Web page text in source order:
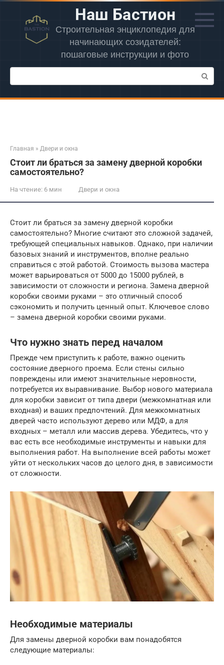
Перейти
контенту
Наш Бастион
Строительная энциклопедия для
начинающих созидателей:
пошаговые инструкции и фото
Поиск:
Главная » Двери и окна
Стоит ли браться за замену дверной коробки
самостоятельно?
На чтение: 6 мин Двери и окна
Стоит ли браться за замену дверной коробки
самостоятельно? Многие считают это сложной задачей,
требующей специальных навыков. Однако, при наличии
базовых знаний и инструментов, вполне реально
справиться с этой работой. Стоимость вызова мастера
может варьироваться от 5000 до 15000 рублей, в
зависимости от сложности и региона. Замена дверной
коробки своими руками – это отличный способ
сэкономить и получить ценный опыт. Ключевое слово
– замена дверной коробки своими руками.
Что нужно знать перед началом
Прежде чем приступить к работе, важно оценить
состояние дверного проема. Если стены сильно
повреждены или имеют значительные неровности,
потребуется их выравнивание. Выбор нового материала
для коробки зависит от типа двери (межкомнатная или
входная) и ваших предпочтений. Для межкомнатных
дверей часто используют дерево или МДФ, а для
входных – металл или массив дерева. Убедитесь, что у
вас есть все необходимые инструменты и навыки для
выполнения работ. На выполнение всей работы может
уйти от нескольких часов до целого дня, в зависимости
от сложности.
Необходимые материалы
Для замены дверной коробки вам понадобятся
следующие материалы: